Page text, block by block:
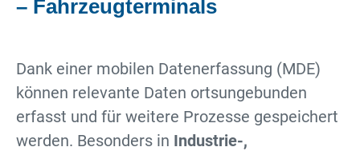
– Fahrzeugterminals
Dank einer mobilen Datenerfassung (MDE)
können relevante Daten ortsungebunden
erfasst und für weitere Prozesse gespeichert
werden. Besonders in Industrie-,